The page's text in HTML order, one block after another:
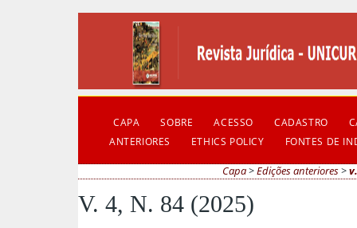
CAPA SOBRE ACESSO CADASTRO
ANTERIORES
ETHICS POLICY FONTES DE
Capa>Edições anteriores>
V. 4, N. 84 (2025)